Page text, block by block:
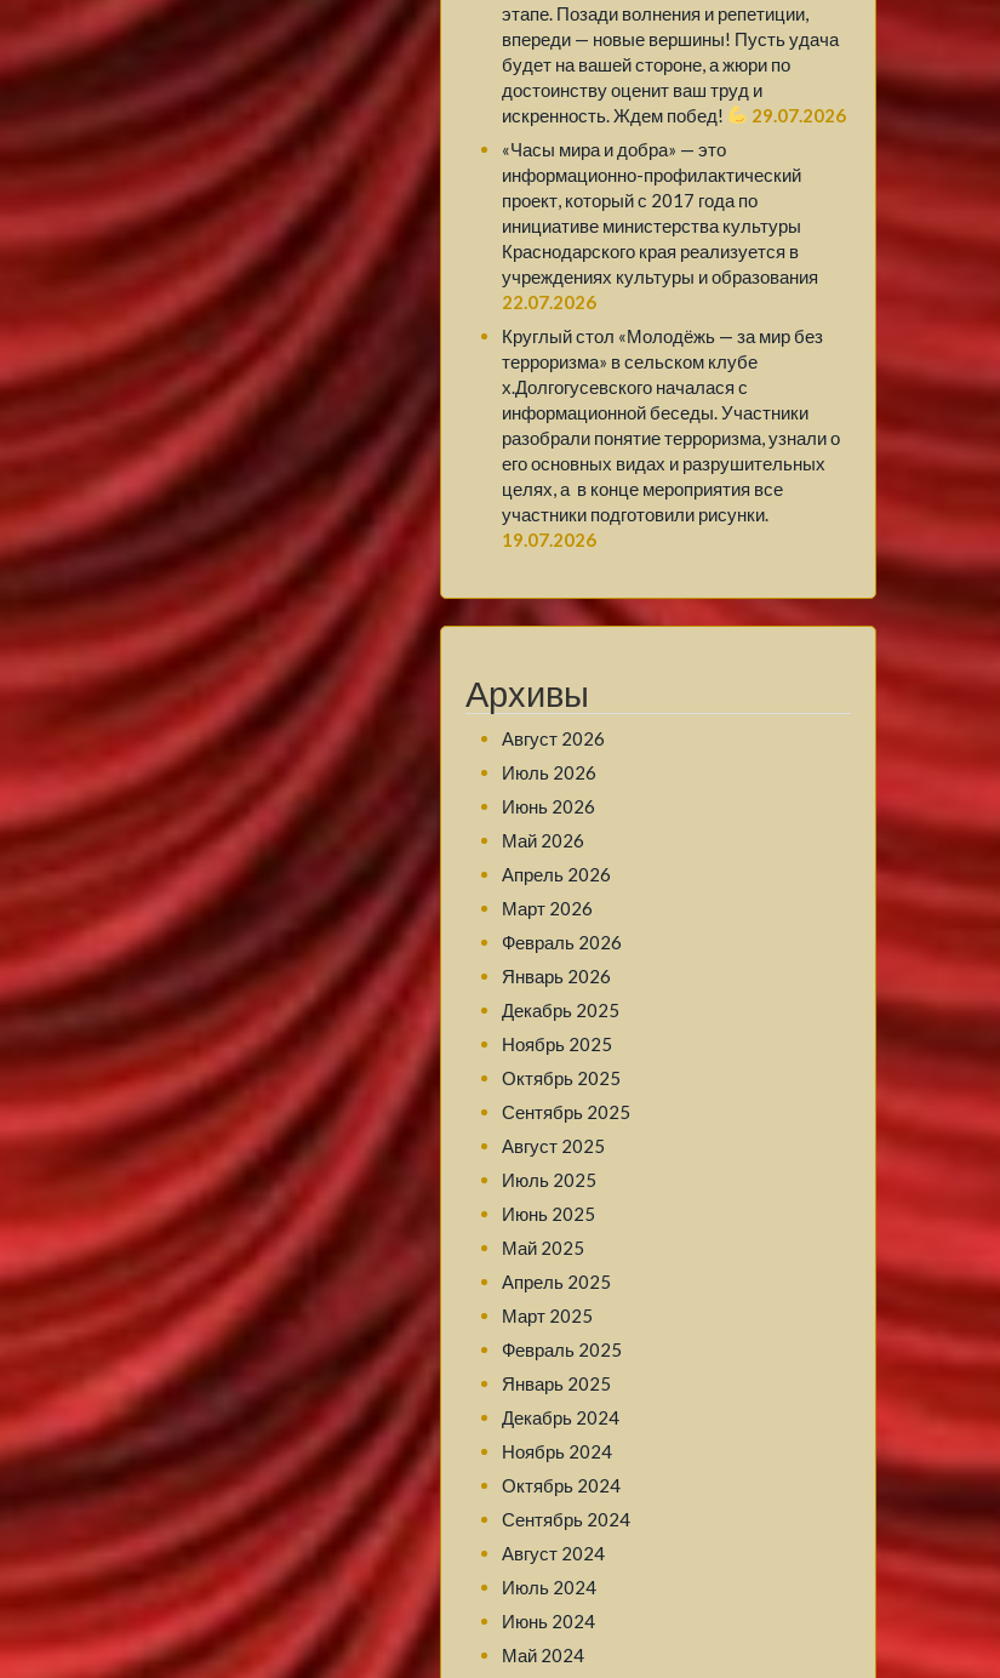
этапе. Позади волнения и репетиции,
впереди — новые вершины! Пусть удача
будет на вашей стороне, а жюри по
достоинству оценит ваш труд и
искренность. Ждем побед!
29.07.2026
«Часы мира и добра» — это
информационно-профилактический
проект, который с 2017 года по
инициативе министерства культуры
Краснодарского края реализуется в
учреждениях культуры и образования
22.07.2026
Круглый стол «Молодёжь — за мир без
терроризма» в сельском клубе
х.Долгогусевского началася с
информационной беседы. Участники
разобрали понятие терроризма, узнали о
его основных видах и разрушительных
целях, а в конце мероприятия все
участники подготовили рисунки.
19.07.2026
Архивы
Август 2026
Июль 2026
Июнь 2026
Май 2026
Апрель 2026
Март 2026
Февраль 2026
Январь 2026
Декабрь 2025
Ноябрь 2025
Октябрь 2025
Сентябрь 2025
Август 2025
Июль 2025
Июнь 2025
Май 2025
Апрель 2025
Март 2025
Февраль 2025
Январь 2025
Декабрь 2024
Ноябрь 2024
Октябрь 2024
Сентябрь 2024
Август 2024
Июль 2024
Июнь 2024
Май 2024